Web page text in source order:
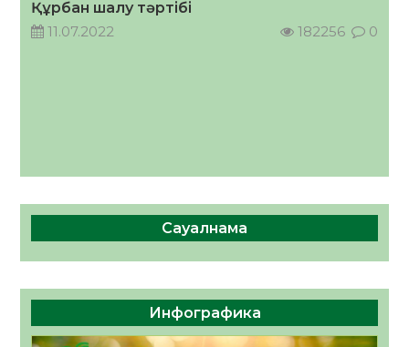
Құрбан шалу тәртібі
11.07.2022
182256 0
Сауалнама
Инфографика